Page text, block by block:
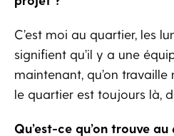
C’est moi au quartier, les
signifient qu’il y a une
maintenant, qu’on
le quartier est toujours là,
Qu’est-ce qu’on trouve